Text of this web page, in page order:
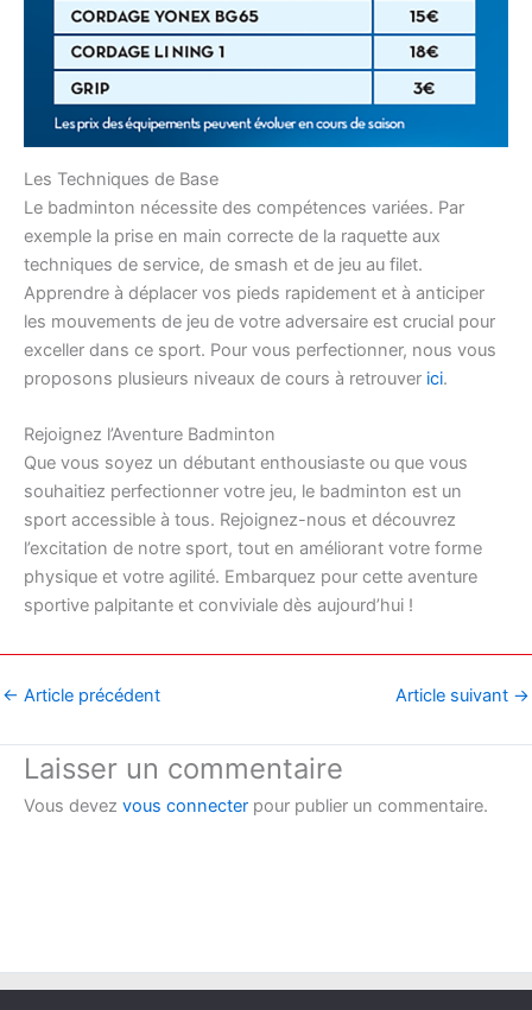
Les Techniques de Base
Le badminton nécessite des compétences variées. Par
exemple la prise en main correcte de la raquette aux
techniques de service, de smash et de jeu au filet.
Apprendre à déplacer vos pieds rapidement et à anticiper
les mouvements de jeu de votre adversaire est crucial pour
exceller dans ce sport. Pour vous perfectionner, nous vous
proposons plusieurs niveaux de cours à retrouver ici.
Rejoignez l’Aventure Badminton
Que vous soyez un débutant enthousiaste ou que vous
souhaitiez perfectionner votre jeu, le badminton est un
sport accessible à tous. Rejoignez-nous et découvrez
l’excitation de notre sport, tout en améliorant votre forme
physique et votre agilité. Embarquez pour cette aventure
sportive palpitante et conviviale dès aujourd’hui !
← Article précédent Article suivant →
Laisser un commentaire
Vous devez vous connecter pour publier un commentaire.